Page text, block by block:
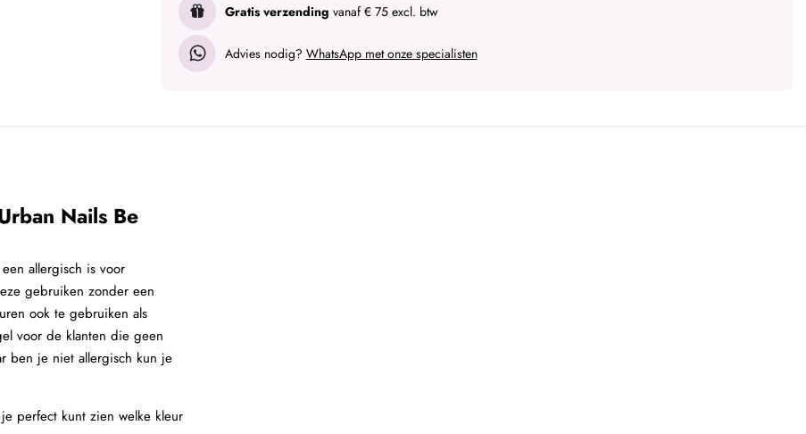
Gratis verzending vanaf € 75 excl. btw
Advies nodig? WhatsApp met onze specialisten
Nails Be
allergisch is voor
gebruiken zonder een
ook te gebruiken als
voor de klanten die geen
ben je niet allergisch kun je
perfect kunt zien welke kleur